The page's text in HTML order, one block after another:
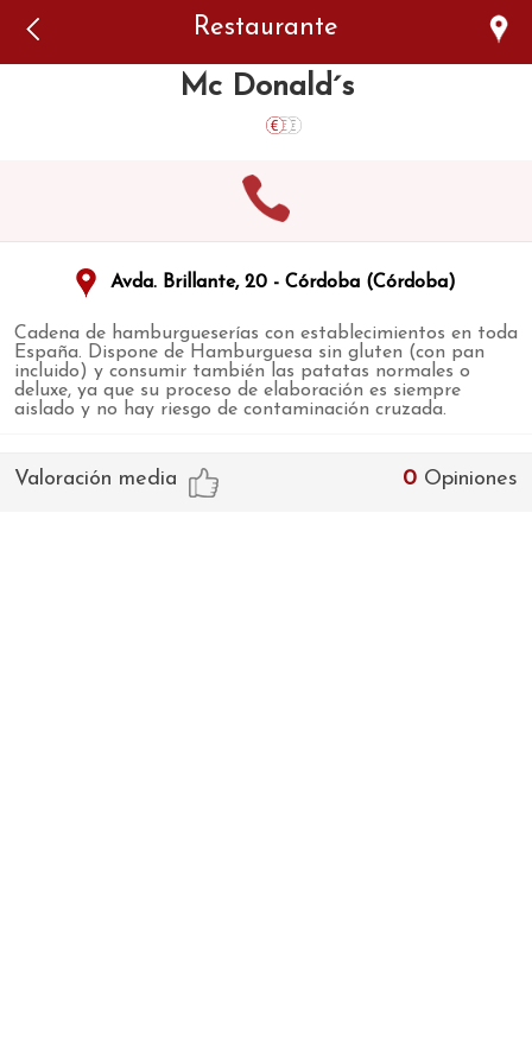
Restaurante
Mc Donald´s
Avda. Brillante, 20 - Córdoba (Córdoba)
Cadena de hamburgueserías con establecimientos en toda
España. Dispone de Hamburguesa sin gluten (con pan
incluido) y consumir también las patatas normales o
deluxe, ya que su proceso de elaboración es siempre
aislado y no hay riesgo de contaminación cruzada.
0 Opiniones
Valoración media
authorized to show the cookie declaration for domain group
ID 546ddaab-b478-4440-aa8a-3b0205284212. Please add it to
the domain group in the Cookiebot Manager to authorize